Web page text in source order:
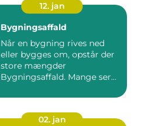
12. jan
Bygningsaffald
Når en bygning rives ned
eller bygges om, opstår der
store mængder
Bygningsaffald. Mange ser
02. jan